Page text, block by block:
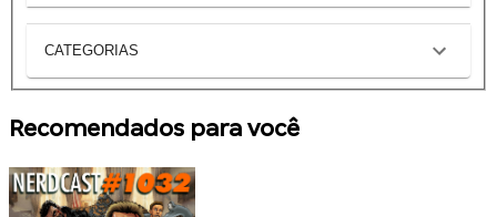
CATEGORIAS
Recomendados para você